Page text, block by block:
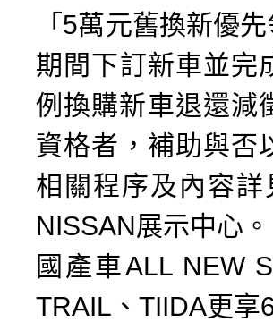
「5萬元舊換新優
期間下訂新車並完
例換購新車退還減
資格者，補助與否
相關程序及內容
NISSAN展示中心。
國產車ALL NEW
TRAIL、TIIDA更享